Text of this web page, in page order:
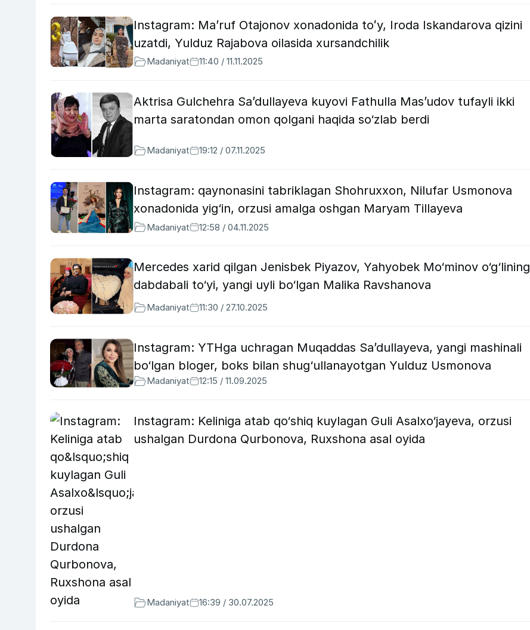
Instagram: Ma’ruf Otajonov xonadonida toʻy, Iroda Iskandarova qizini
uzatdi, Yulduz Rajabova oilasida xursandchilik
Madaniyat 11:40 / 11.11.2025
Aktrisa Gulchehra Sa’dullayeva kuyovi Fathulla Mas’udov tufayli ikki
marta saratondan omon qolgani haqida so‘zlab berdi
Madaniyat 19:12 / 07.11.2025
Instagram: qaynonasini tabriklagan Shohruxxon, Nilufar Usmonova
xonadonida yig‘in, orzusi amalga oshgan Maryam Tillayeva
Madaniyat 12:58 / 04.11.2025
Mercedes xarid qilgan Jenisbek Piyazov, Yahyobek Mo‘minov o‘g‘lining
dabdabali to‘yi, yangi uyli bo‘lgan Malika Ravshanova
Madaniyat 11:30 / 27.10.2025
Instagram: YTHga uchragan Muqaddas Sa’dullayeva, yangi mashinali
bo‘lgan bloger, boks bilan shug‘ullanayotgan Yulduz Usmonova
Madaniyat 12:15 / 11.09.2025
Instagram: Keliniga atab qo‘shiq kuylagan Guli Asalxo‘jayeva, orzusi
ushalgan Durdona Qurbonova, Ruxshona asal oyida
Madaniyat 16:39 / 30.07.2025